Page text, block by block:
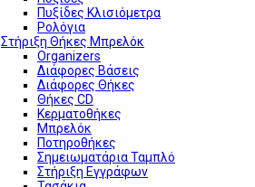
Πυξίδες Κλισιόμετρα
Ρολόγια
Στήριξη Θήκες Μπρελόκ
Organizers
Διάφορες Βάσεις
Διάφορες Θήκες
Θήκες CD
Κερματοθήκες
Μπρελόκ
Ποτηροθήκες
Σημειωματάρια Ταμπλό
Στήριξη Εγγράφων